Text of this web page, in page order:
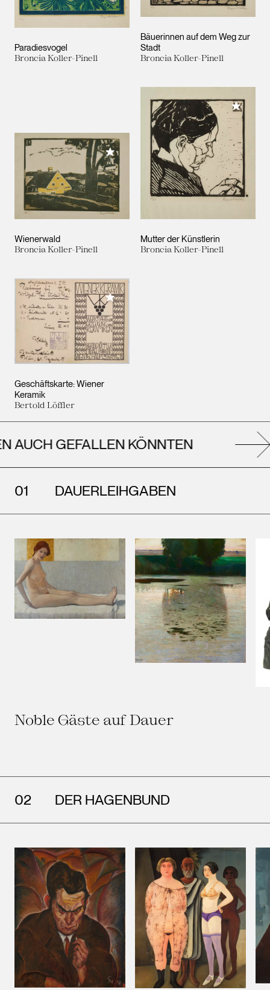
Paradiesvogel
Broncia Koller-Pinell
Bäuerinnen auf dem Weg zur
Stadt
Broncia Koller-Pinell
Wienerwald
Broncia Koller-Pinell
Meiner Sammlung hinzufügen
Mutter der Künstlerin
Broncia Koller-Pinell
Meiner
Geschäftskarte: Wiener
Keramik
Bertold Löffler
Meiner Sammlung hinzufügen
GEFALLEN KÖNNTEN
DAUERLEIHGABEN
Noble Gäste auf Dauer
DER HAGENBUND